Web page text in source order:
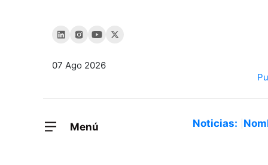
07 Ago 2026
Menú Noticias: